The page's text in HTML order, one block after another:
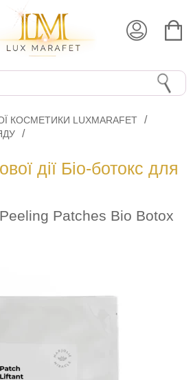
КОСМЕТИКИ LUXMARAFET
дії Біо-ботокс для
Patches Bio Botox